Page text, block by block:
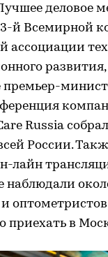
деловое
й Всемирной
ассоциации
Russia
России.
лайн
наблюдали
приехать в